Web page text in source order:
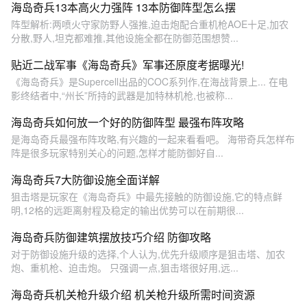
海岛奇兵13本高火力强阵 13本防御阵型怎么摆
阵型解析:两喷火守家防野人强推,迫击炮配合重机枪AOE十足,加农
分散,野人,坦克都难推,其他设施全都在防御范围想赞...
贴近二战军事《海岛奇兵》军事还原度考据曝光!
《海岛奇兵》是Supercell出品的COC系列作,在海战背景上... 在电
影终结者中,“州长”所持的武器是加特林机枪,也被称...
海岛奇兵如何放一个好的防御阵型 最强布阵攻略
是海岛奇兵最强布阵攻略,有兴趣的一起来看看吧。 海带奇兵怎样布
阵是很多玩家特别关心的问题,怎样才能防御好自...
海岛奇兵7大防御设施全面详解
狙击塔是玩家在《海岛奇兵》中最先接触的防御设施,它的特点鲜
明,12格的远距离射程及稳定的输出优势可以在前期很...
海岛奇兵防御建筑摆放技巧介绍 防御攻略
对于防御设施升级的选择,个人认为,优先升级顺序是狙击塔、加农
炮、重机枪、迫击炮。 只强调一点,狙击塔很好用,远...
海岛奇兵机关枪升级介绍 机关枪升级所需时间资源